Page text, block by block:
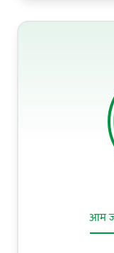
आम